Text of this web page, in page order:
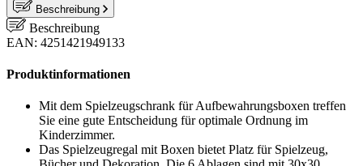
Beschreibung
Beschreibung
EAN: 4251421949133
Produktinformationen
Mit dem Spielzeugschrank für Aufbewahrungsboxen treffen
Sie eine gute Entscheidung für optimale Ordnung im
Kinderzimmer.
Das Spielzeugregal mit Boxen bietet Platz für Spielzeug,